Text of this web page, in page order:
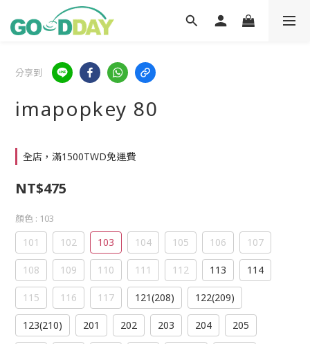
分享到
imapopkey 80
全店，滿1500TWD免運費
NT$475
顏色 : 103
101 102 103 104 105 106 107
108 109 110 111 112 113 114
115 116 117 121(208) 122(209)
123(210) 201 202 203 204 205